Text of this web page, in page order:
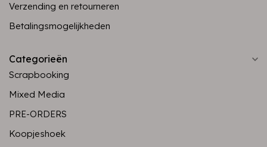
Verzending en retourneren
Betalingsmogelijkheden
Categorieën
Scrapbooking
Mixed Media
PRE-ORDERS
Koopjeshoek